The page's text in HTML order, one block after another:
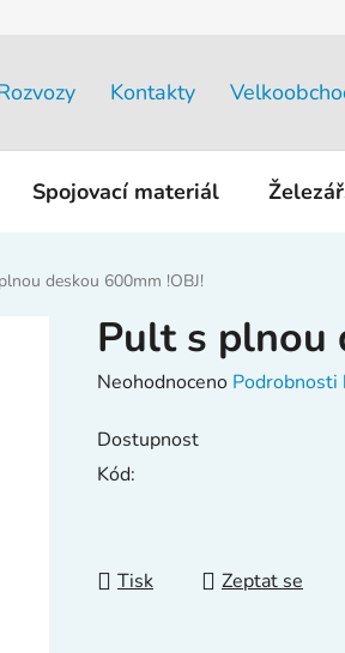
Kontakty
Spojovací materiál
deskou 600mm !OBJ!
Pult s plnou
Průměrné
produktu
je
5
Neohodnoceno Podrobnosti
Dostupnost
Kód:
Tisk Zeptat se